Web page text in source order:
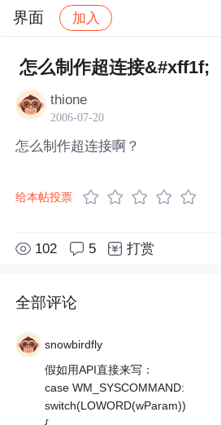
界面 加入
社区 界面 帖子详情
怎么制作超连接&#xff1f;
thione
2006-07-20
怎么制作超连接啊？
给本帖投票
102 5 打赏
全部评论
snowbirdfly
假如用API直接来写：
case WM_SYSCOMMAND:
switch(LOWORD(wParam))